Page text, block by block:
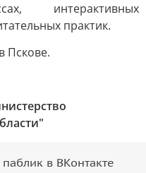
интерактивных
практик.
Пскове.
в ВКонтакте